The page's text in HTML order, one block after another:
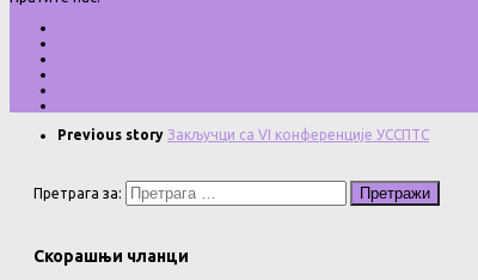
Previous story Закључци са VI конференције УССПТС
Претрага за:
Скорашњи чланци